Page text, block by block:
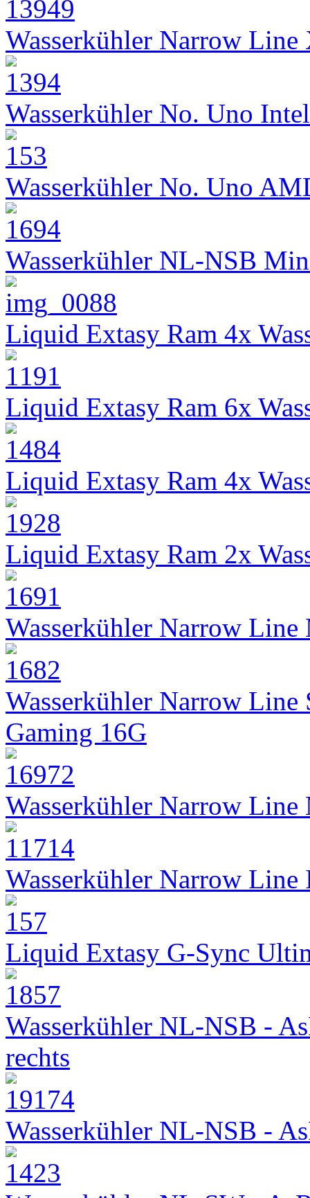
Wasserkühler Narrow
Wasserkühler No. Uno Intel
Wasserkühler No. Uno
Wasserkühler NL-NSB
Liquid Extasy Ram 4x
Liquid Extasy Ram 6x
Liquid Extasy Ram 4x
Liquid Extasy Ram 2x
Wasserkühler Narrow
Wasserkühler Narrow
Gaming 16G
Wasserkühler Narrow
Wasserkühler Narrow
Liquid Extasy G-Sync
Wasserkühler NL-NSB -
rechts
Wasserkühler NL-NSB -